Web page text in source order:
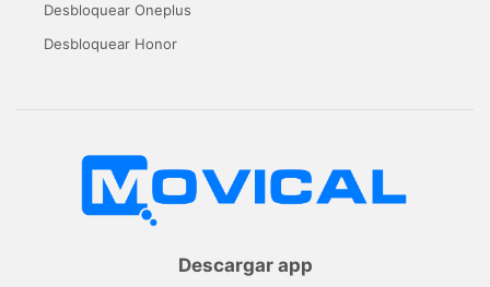
Desbloquear Oneplus
Desbloquear Honor
Descargar app